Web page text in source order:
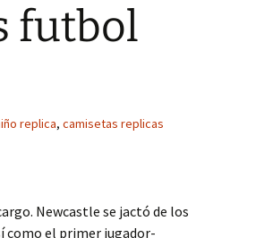
futbol
replica, camisetas replicas
Newcastle se jactó de los
como el primer jugador-